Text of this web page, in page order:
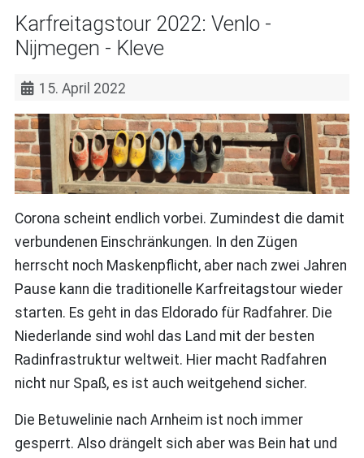
Karfreitagstour 2022: Venlo -
Nijmegen - Kleve
15. April 2022
Corona scheint endlich vorbei. Zumindest die damit
verbundenen Einschränkungen. In den Zügen
herrscht noch Maskenpflicht, aber nach zwei Jahren
Pause kann die traditionelle Karfreitagstour wieder
starten. Es geht in das Eldorado für Radfahrer. Die
Niederlande sind wohl das Land mit der besten
Radinfrastruktur weltweit. Hier macht Radfahren
nicht nur Spaß, es ist auch weitgehend sicher.
Die Betuwelinie nach Arnheim ist noch immer
gesperrt. Also drängelt sich aber was Bein hat und